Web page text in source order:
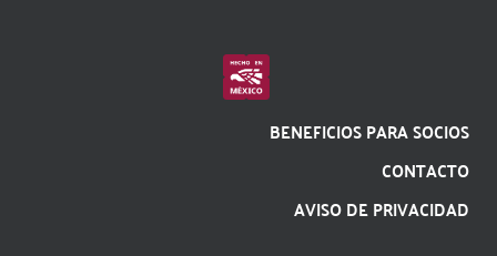
BENEFICIOS PARA SOCIOS
CONTACTO
AVISO DE PRIVACIDAD